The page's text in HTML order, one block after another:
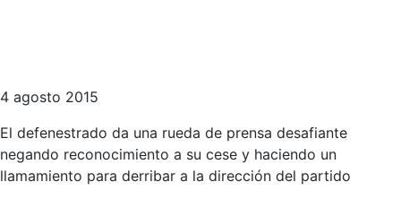
4 agosto 2015
El defenestrado da una rueda de prensa desafiante
negando reconocimiento a su cese y haciendo un
llamamiento para derribar a la dirección del partido